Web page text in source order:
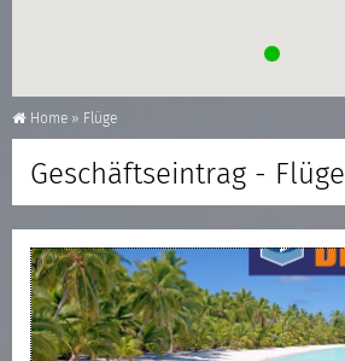
Home » Flüge
Geschäftseintrag - Flüge